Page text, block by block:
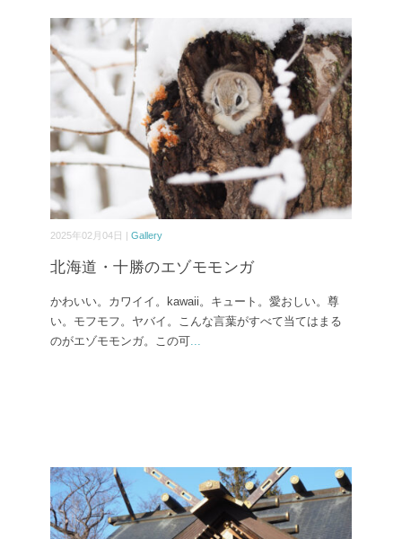
2025年02月04日 | Gallery
北海道・十勝のエゾモモンガ
かわいい。カワイイ。kawaii。キュート。愛おしい。尊
い。モフモフ。ヤバイ。こんな言葉がすべて当てはまる
のがエゾモモンガ。この可